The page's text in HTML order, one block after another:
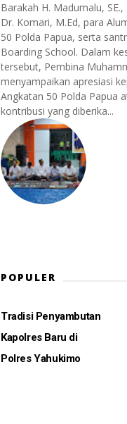
Barakah H. Madumalu,
Dr. Komari, M.Ed, para
50 Polda Papua, serta
Boarding School. Dalam
tersebut, Pembina
menyampaikan apresiasi
Angkatan 50 Polda Papua
kontribusi yang diberika...
POPULER
Tradisi Penyambutan
Kapolres Baru di
Polres Yahukimo